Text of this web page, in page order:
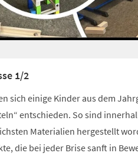
1/2
sich einige Kinder aus dem
entschieden. So sind
Materialien hergestellt
die bei jeder Brise sanft in